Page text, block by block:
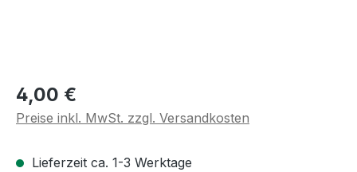
Regulärer Preis:
4,00 €
Preise inkl. MwSt. zzgl. Versandkosten
Lieferzeit ca. 1-3 Werktage